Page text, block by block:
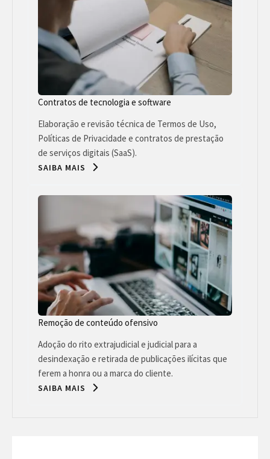
Contratos de tecnologia e software
Elaboração e revisão técnica de Termos de Uso,
Políticas de Privacidade e contratos de prestação
de serviços digitais (SaaS).
SAIBA MAIS
Remoção de conteúdo ofensivo
Adoção do rito extrajudicial e judicial para a
desindexação e retirada de publicações ilícitas que
ferem a honra ou a marca do cliente.
SAIBA MAIS